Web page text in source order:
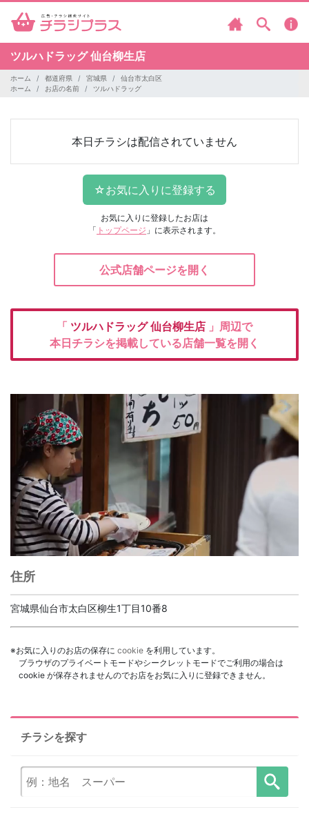
ツルハドラッグ仙台柳生店
ホーム 都道府県 宮城県
仙台市太白区
ホーム
お店の名前 ツルハドラッグ
本日チラシは配信されていません
お気に入りに登録したお店は
「 トップページ 」に表示されます。
公式店舗ページを開く
「 ツルハドラッグ仙台柳生店 」周辺で
本日チラシを掲載している店舗一覧を開く
住所
宮城県仙台市太白区柳生1丁目10番8
※お気に入りのお店の保存に cookie を利用しています。
ブラウザのプライベートモードやシークレットモードでご利用の場合は
cookie が保存されませんのでお店をお気に入りに登録できません。
チラシを探す